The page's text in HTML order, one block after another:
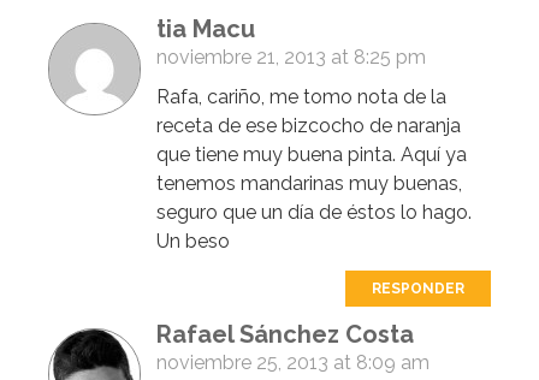
tia Macu
noviembre 21, 2013 at 8:25 pm
Rafa, cariño, me tomo nota de la
receta de ese bizcocho de naranja
que tiene muy buena pinta. Aquí ya
tenemos mandarinas muy buenas,
seguro que un día de éstos lo hago.
Un beso
RESPONDER
Rafael Sánchez Costa
noviembre 25, 2013 at 8:09 am